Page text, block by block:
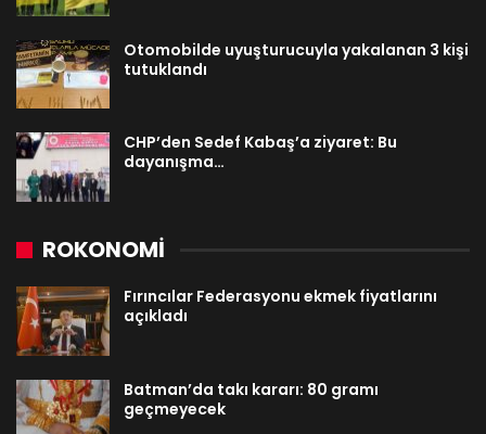
Otomobilde uyuşturucuyla yakalanan 3 kişi
tutuklandı
CHP’den Sedef Kabaş’a ziyaret: Bu
dayanışma…
ROKONOMİ
Fırıncılar Federasyonu ekmek fiyatlarını
açıkladı
Batman’da takı kararı: 80 gramı
geçmeyecek